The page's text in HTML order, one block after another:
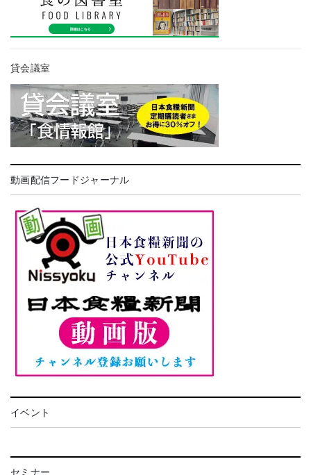
貸会議室
動画配信フードジャーナル
イベント
セミナー